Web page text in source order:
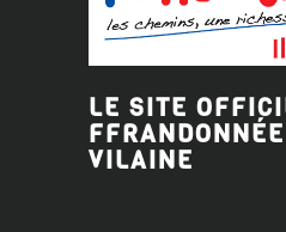
LE SITE
VILAINE